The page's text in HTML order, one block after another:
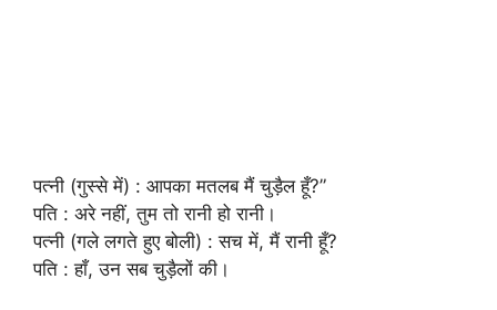
पत्नी (गुस्से में) : आपका मतलब मैं चुड़ैल हूँ?”
पति : अरे नहीं, तुम तो रानी हो रानी।
पत्नी (गले लगते हुए बोली) : सच में, मैं रानी हूँ?
पति : हाँ, उन सब चुड़ैलों की।